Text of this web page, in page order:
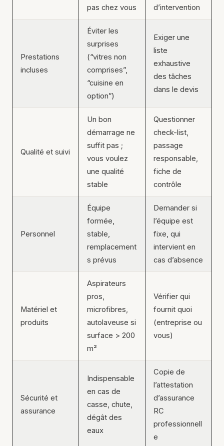
pas chez vous
d’intervention
Prestations
incluses
Éviter les
surprises
(“vitres non
comprises”,
“cuisine en
option”)
Exiger une
liste
exhaustive
des tâches
dans le devis
Qualité et suivi
Un bon
démarrage ne
suffit pas ;
vous voulez
une qualité
stable
Questionner
check-list,
passage
responsable,
fiche de
contrôle
Personnel
Équipe
formée,
stable,
remplacement
s prévus
Demander si
l’équipe est
fixe, qui
intervient en
cas d’absence
Matériel et
produits
Aspirateurs
pros,
microfibres,
autolaveuse si
surface > 200
m²
Vérifier qui
fournit quoi
(entreprise ou
vous)
Sécurité et
assurance
Indispensable
en cas de
casse, chute,
dégât des
eaux
Copie de
l’attestation
d’assurance
RC
professionnell
e